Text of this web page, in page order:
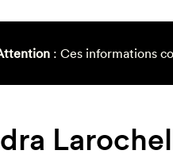
: Ces informations